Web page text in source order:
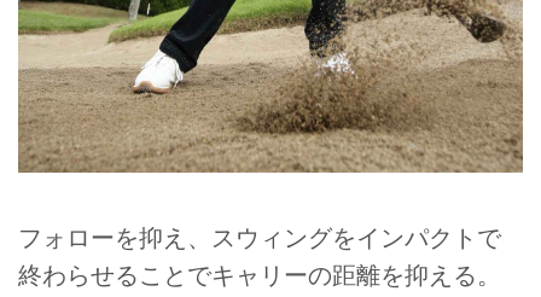
フォローを抑え、スウィングをインパクトで
終わらせることでキャリーの距離を抑える。